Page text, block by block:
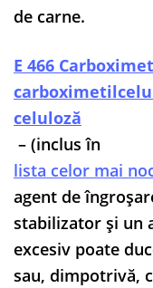
de carne.
E 466
celuloză
– (inclus în
lista celor mai
agent de
stabilizator și un
excesiv poate
sau, dimpotrivă,